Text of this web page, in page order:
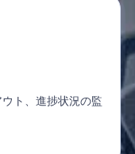
ト、進捗状況の監